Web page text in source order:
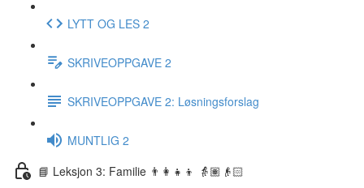
LYTT OG LES 2
SKRIVEOPPGAVE 2
SKRIVEOPPGAVE 2: Løsningsforslag
MUNTLIG 2
📘 Leksjon 3: Familie 👨‍👩‍👧‍👦 👵🏽👴🏻